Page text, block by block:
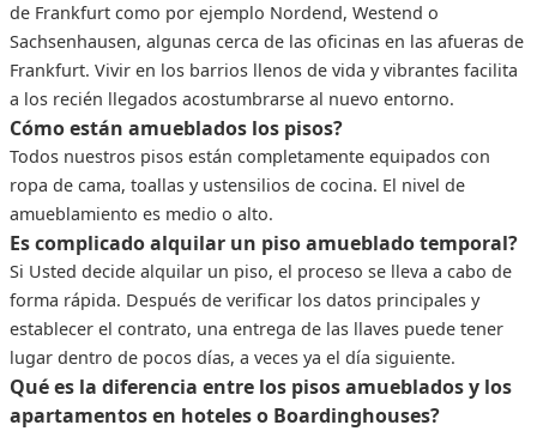
de Frankfurt como por ejemplo Nordend, Westend o
Sachsenhausen, algunas cerca de las oficinas en las afueras de
Frankfurt. Vivir en los barrios llenos de vida y vibrantes facilita
a los recién llegados acostumbrarse al nuevo entorno.
Cómo están amueblados los pisos?
Todos nuestros pisos están completamente equipados con
ropa de cama, toallas y ustensilios de cocina. El nivel de
amueblamiento es medio o alto.
Es complicado alquilar un piso amueblado temporal?
Si Usted decide alquilar un piso, el proceso se lleva a cabo de
forma rápida. Después de verificar los datos principales y
establecer el contrato, una entrega de las llaves puede tener
lugar dentro de pocos días, a veces ya el día siguiente.
Qué es la diferencia entre los pisos amueblados y los
apartamentos en hoteles o Boardinghouses?